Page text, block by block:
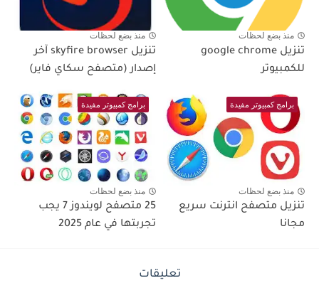
منذ بضع لحظات
تنزيل google chrome
للكمبيوتر
منذ بضع لحظات
تنزيل skyfire browser آخر
إصدار (متصفح سكاي فاير)
برامج كمبيوتر مفيدة
منذ بضع لحظات
تنزيل متصفح انترنت سريع
مجانا
برامج كمبيوتر مفيدة
منذ بضع لحظات
25 متصفح لويندوز 7 يجب
تجربتها في عام 2025
تعليقات